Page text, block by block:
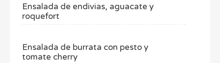
Ensalada de endivias, aguacate y
roquefort
Ensalada de burrata con pesto y
tomate cherry